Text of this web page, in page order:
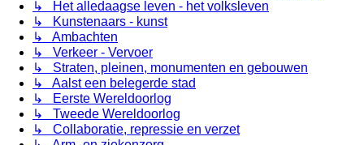
↳ Het alledaagse leven - het volksleven
↳ Kunstenaars - kunst
↳ Ambachten
↳ Verkeer - Vervoer
↳ Straten, pleinen, monumenten en gebouwen
↳ Aalst een belegerde stad
↳ Eerste Wereldoorlog
↳ Tweede Wereldoorlog
↳ Collaboratie, repressie en verzet